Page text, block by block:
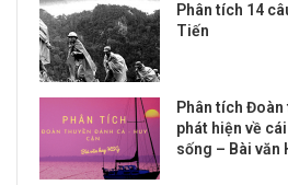
Phân tích 14
Tiến
Phân tích
phát hiện về
sống – Bài văn